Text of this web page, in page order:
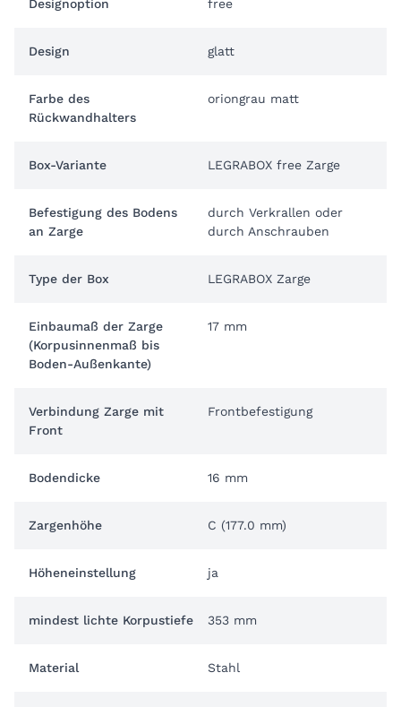
Designoption free
Design glatt
Farbe des
Rückwandhalters
oriongrau matt
Box-Variante LEGRABOX free Zarge
Befestigung des Bodens
an Zarge
durch Verkrallen oder
durch Anschrauben
Type der Box LEGRABOX Zarge
Einbaumaß der Zarge
(Korpusinnenmaß bis
Boden-Außenkante)
17 mm
Verbindung Zarge mit
Front
Frontbefestigung
Bodendicke 16 mm
Zargenhöhe C (177.0 mm)
Höheneinstellung ja
mindest lichte Korpustiefe 353 mm
Material Stahl